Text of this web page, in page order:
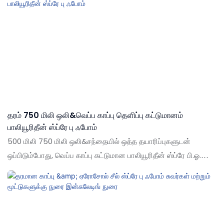
தரம் 750 மிலி ஒலி&வெப்ப காப்பு தெளிப்பு கட்டுமானம்
பாலியூரிதீன் ஸ்ப்ரே பு ஃபோம்
500 மிலி 750 மிலி ஒலி&சந்தையில் ஒத்த தயாரிப்புகளுடன்
ஒப்பிடும்போது, வெப்ப காப்பு கட்டுமான பாலியூரிதீன் ஸ்ப்ரே பி.ஓ.
500 மிலி 750 மிலி ஒலியின் விவரக்குறிப்புகள்&வெப்ப காப்பு
கட்டுமானம் பாலியூரிதீன் ஸ்ப்ரே PU நுரை உங்கள் தேவைகளுக்கு